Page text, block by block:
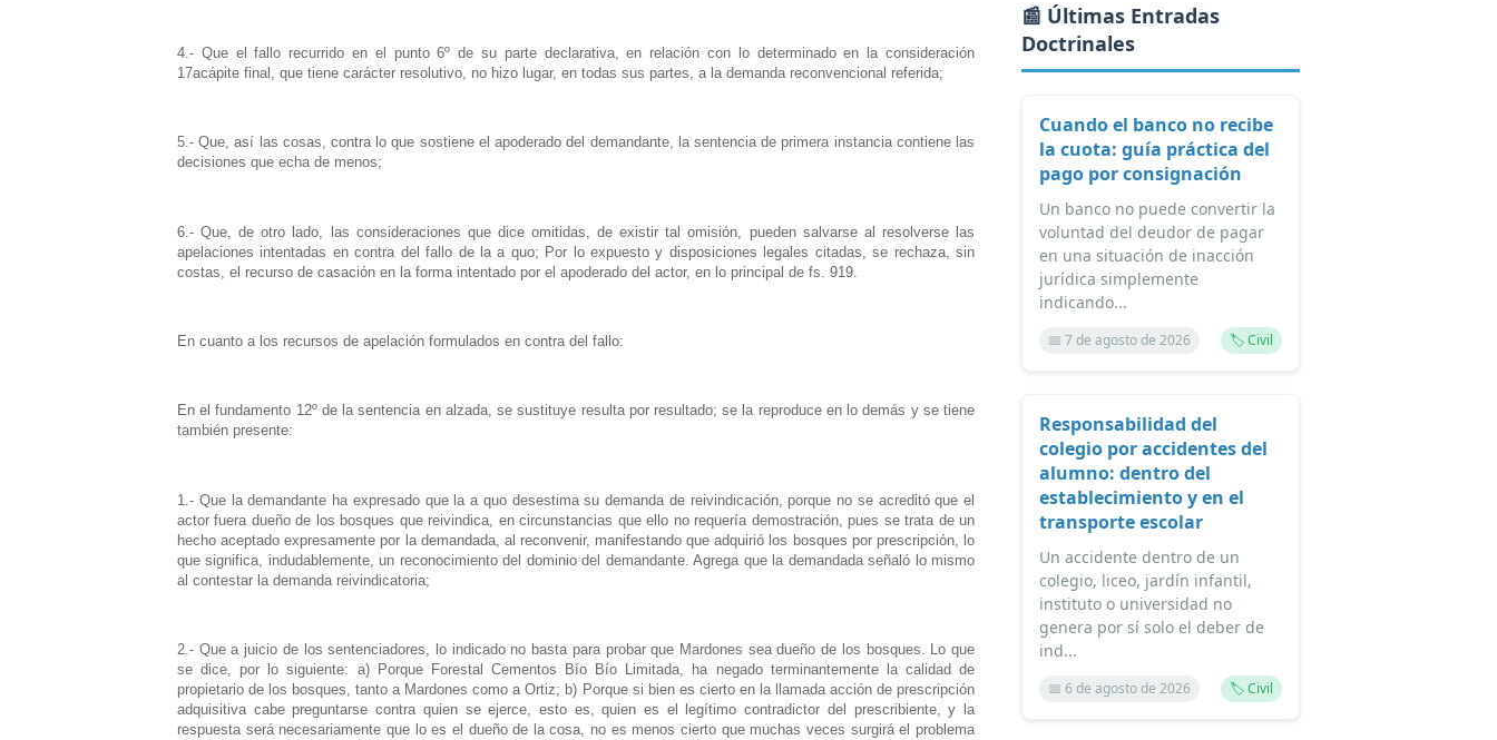
4.- Que el fallo recurrido en el punto 6º de su parte declarativa, en relación con lo determinado en la consideración
17acápite final, que tiene carácter resolutivo, no hizo lugar, en todas sus partes, a la demanda reconvencional referida;
5.- Que, así las cosas, contra lo que sostiene el apoderado del demandante, la sentencia de primera instancia contiene las
decisiones que echa de menos;
6.- Que, de otro lado, las consideraciones que dice omitidas, de existir tal omisión, pueden salvarse al resolverse las
apelaciones intentadas en contra del fallo de la a quo; Por lo expuesto y disposiciones legales citadas, se rechaza, sin
costas, el recurso de casación en la forma intentado por el apoderado del actor, en lo principal de fs. 919.
En cuanto a los recursos de apelación formulados en contra del fallo:
En el fundamento 12º de la sentencia en alzada, se sustituye resulta por resultado; se la reproduce en lo demás y se tiene
también presente:
1.- Que la demandante ha expresado que la a quo desestima su demanda de reivindicación, porque no se acreditó que el
actor fuera dueño de los bosques que reivindica, en circunstancias que ello no requería demostración, pues se trata de un
hecho aceptado expresamente por la demandada, al reconvenir, manifestando que adquirió los bosques por prescripción, lo
que significa, indudablemente, un reconocimiento del dominio del demandante. Agrega que la demandada señaló lo mismo
al contestar la demanda reivindicatoria;
2.- Que a juicio de los sentenciadores, lo indicado no basta para probar que Mardones sea dueño de los bosques. Lo que
se dice, por lo siguiente: a) Porque Forestal Cementos Bío Bío Limitada, ha negado terminantemente la calidad de
propietario de los bosques, tanto a Mardones como a Ortiz; b) Porque si bien es cierto en la llamada acción de prescripción
adquisitiva cabe preguntarse contra quien se ejerce, esto es, quien es el legítimo contradictor del prescribiente, y la
respuesta será necesariamente que lo es el dueño de la cosa, no es menos cierto que muchas veces surgirá el problema
📰 Últimas Entradas
Doctrinales
Cuando el banco no recibe
la cuota: guía práctica del
pago por consignación
Un banco no puede convertir la
voluntad del deudor de pagar
en una situación de inacción
jurídica simplemente
indicando...
📅 7 de agosto de 2026 🏷️ Civil
Responsabilidad del
colegio por accidentes del
alumno: dentro del
establecimiento y en el
transporte escolar
Un accidente dentro de un
colegio, liceo, jardín infantil,
instituto o universidad no
genera por sí solo el deber de
ind...
📅 6 de agosto de 2026 🏷️ Civil